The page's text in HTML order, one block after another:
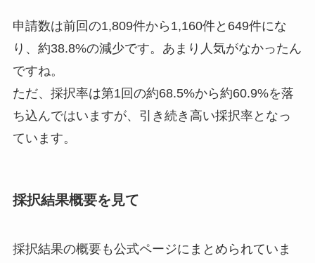
申請数は前回の1,809件から1,160件と649件にな
り、約38.8%の減少です。あまり人気がなかったん
ですね。
ただ、採択率は第1回の約68.5%から約60.9%を落
ち込んではいますが、引き続き高い採択率となっ
ています。
採択結果概要を見て
採択結果の概要も公式ページにまとめられていま